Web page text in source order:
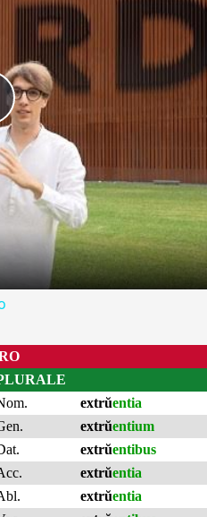
extrŭentia
extrŭentium
extrŭentibus
extrŭentia
extrŭentia